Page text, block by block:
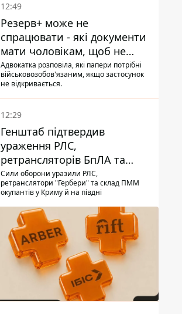
12:49
Резерв+ може не
спрацювати - які документи
мати чоловікам, щоб не
потрапити до ТЦК
Адвокатка розповіла, які папери потрібні
військовозобов'язаним, якщо застосунок
не відкривається.
12:29
Генштаб підтвердив
ураження РЛС,
ретрансляторів БпЛА та
інших військових об'єктів
РФ у Криму й на півдні
Сили оборони уразили РЛС,
ретранслятори "Гербери" та склад ПММ
окупантів у Криму й на півдні